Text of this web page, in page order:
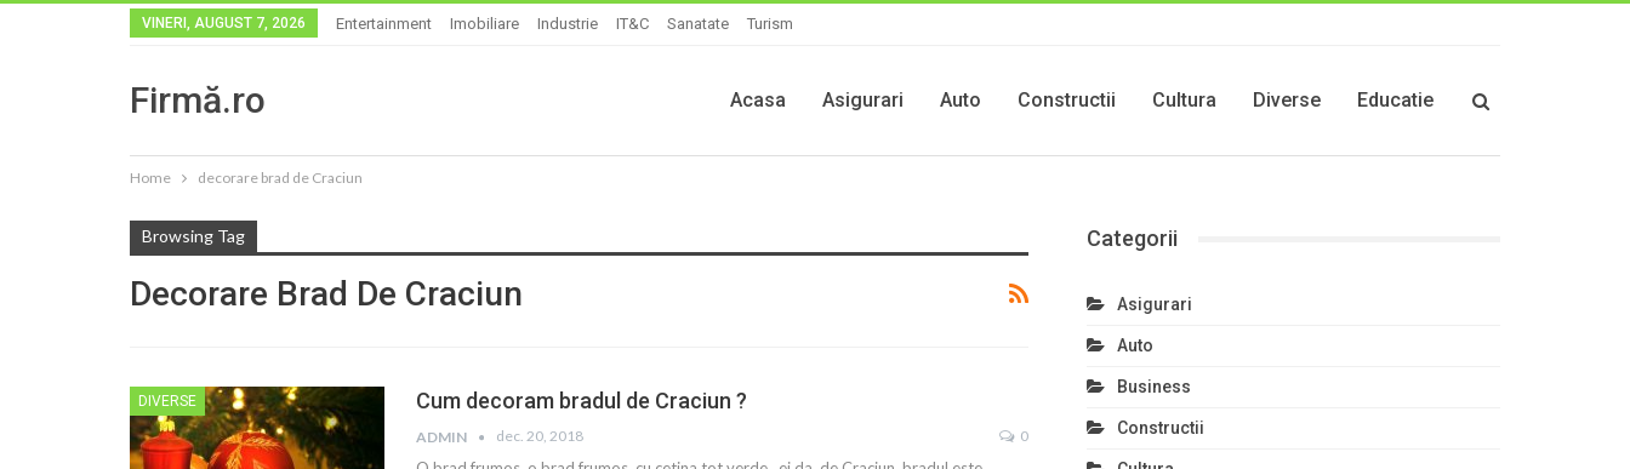
VINERI, AUGUST 7, 2026 Entertainment Imobiliare Industrie IT&C Sanatate Turism
Firmă.ro Acasa Asigurari Auto Constructii Cultura Diverse Educatie
Home decorare brad de Craciun
Browsing Tag
Decorare Brad De Craciun
DIVERSE Cum decoram bradul de Craciun ?
ADMIN dec. 20, 2018 0
Categorii
Asigurari
Auto
Business
Constructii